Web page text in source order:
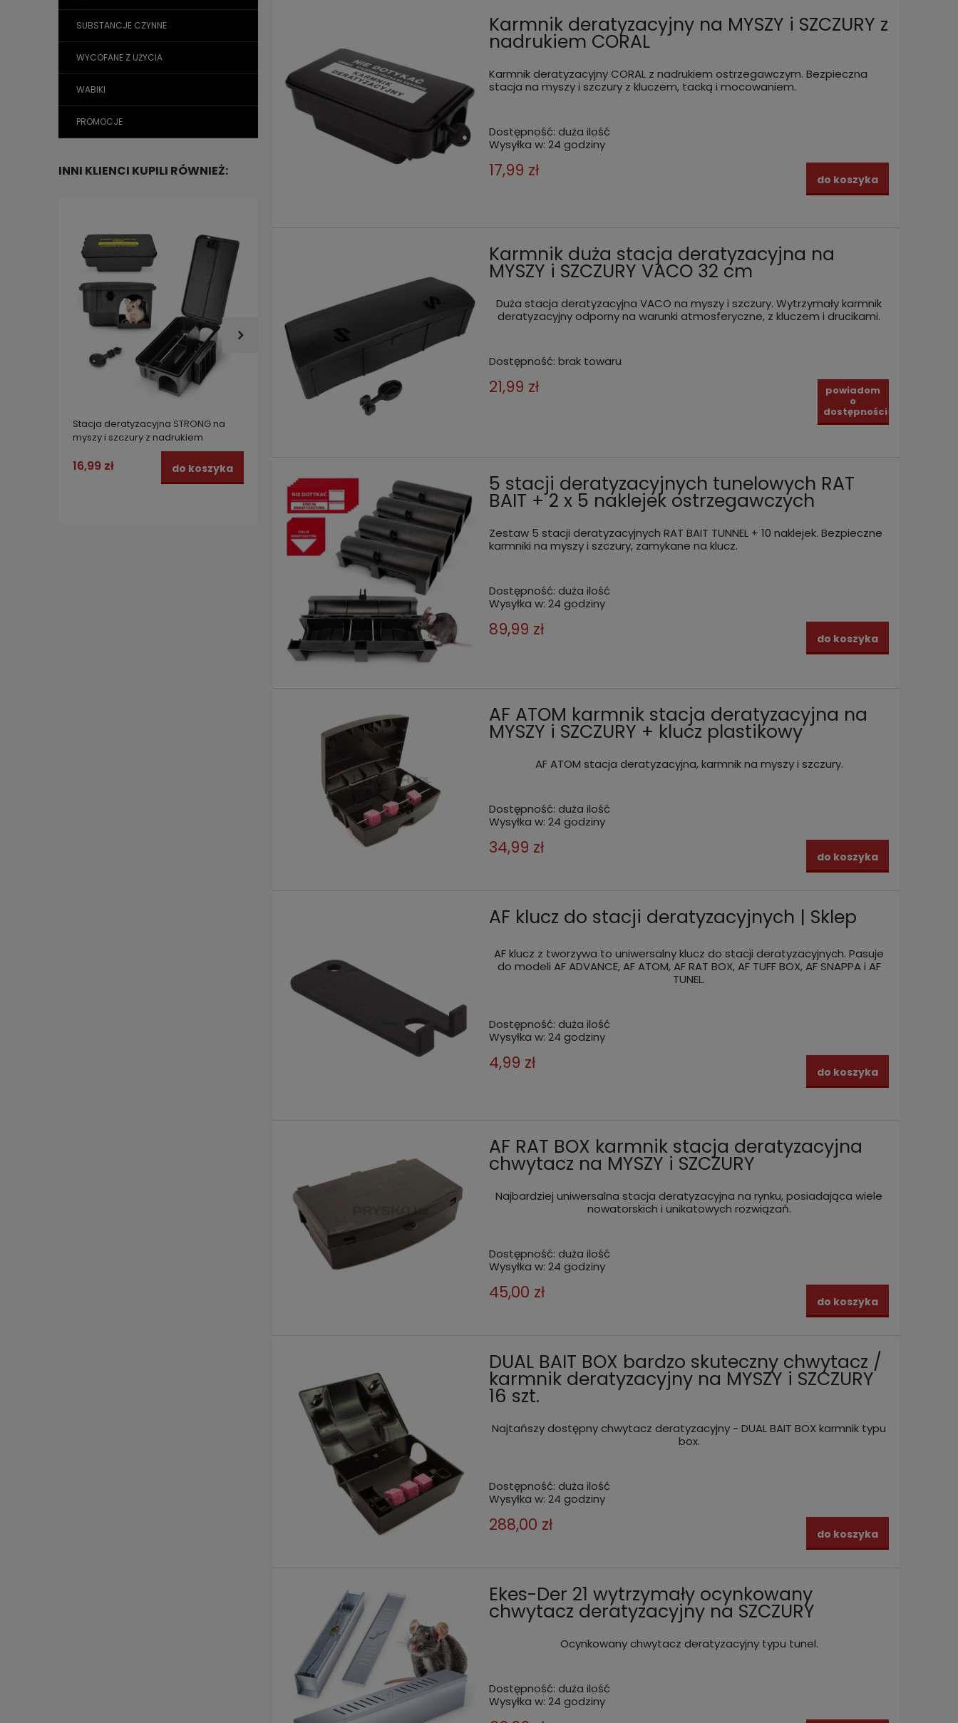
SUBSTANCJE CZYNNE
WYCOFANE Z UŻYCIA
WABIKI
PROMOCJE
INNI KLIENCI KUPILI RÓWNIEŻ:
Stacja deratyzacyjna STRONG na
myszy i szczury z nadrukiem
16,99 zł do koszyka
Karmnik duża stacja deratyzacyjna
Stacja deratyzacyjna karmnik na
Karmnik deratyzacyjny na MYSZY i SZCZURY z
nadrukiem CORAL
Karmnik deratyzacyjny CORAL z nadrukiem ostrzegawczym. Bezpieczna
stacja na myszy i szczury z kluczem, tacką i mocowaniem.
Dostępność: duża ilość
Wysyłka w: 24 godziny
17,99 zł do koszyka
Karmnik duża stacja deratyzacyjna na
MYSZY i SZCZURY VACO 32 cm
Duża stacja deratyzacyjna VACO na myszy i szczury. Wytrzymały karmnik
deratyzacyjny odporny na warunki atmosferyczne, z kluczem i drucikami.
Dostępność: brak towaru
21,99 zł powiadom
o
dostępności
5 stacji deratyzacyjnych tunelowych RAT
BAIT + 2 x 5 naklejek ostrzegawczych
Zestaw 5 stacji deratyzacyjnych RAT BAIT TUNNEL + 10 naklejek. Bezpieczne
karmniki na myszy i szczury, zamykane na klucz.
Dostępność: duża ilość
Wysyłka w: 24 godziny
89,99 zł do koszyka
AF ATOM karmnik stacja deratyzacyjna na
MYSZY i SZCZURY + klucz plastikowy
AF ATOM stacja deratyzacyjna, karmnik na myszy i szczury.
Dostępność: duża ilość
Wysyłka w: 24 godziny
34,99 zł do koszyka
AF klucz do stacji deratyzacyjnych | Sklep
AF klucz z tworzywa to uniwersalny klucz do stacji deratyzacyjnych. Pasuje
do modeli AF ADVANCE, AF ATOM, AF RAT BOX, AF TUFF BOX, AF SNAPPA i AF
TUNEL.
Dostępność: duża ilość
Wysyłka w: 24 godziny
4,99 zł do koszyka
AF RAT BOX karmnik stacja deratyzacyjna
chwytacz na MYSZY i SZCZURY
Najbardziej uniwersalna stacja deratyzacyjna na rynku, posiadająca wiele
nowatorskich i unikatowych rozwiązań.
Dostępność: duża ilość
Wysyłka w: 24 godziny
45,00 zł do koszyka
DUAL BAIT BOX bardzo skuteczny chwytacz /
karmnik deratyzacyjny na MYSZY i SZCZURY
16 szt.
Najtańszy dostępny chwytacz deratyzacyjny - DUAL BAIT BOX karmnik typu
box.
Dostępność: duża ilość
Wysyłka w: 24 godziny
288,00 zł do koszyka
Ekes-Der 21 wytrzymały ocynkowany
chwytacz deratyzacyjny na SZCZURY
Ocynkowany chwytacz deratyzacyjny typu tunel.
Dostępność: duża ilość
Wysyłka w: 24 godziny